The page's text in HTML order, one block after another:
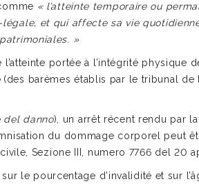
« l’atteinte temporaire ou
et qui affecte sa vie
»
portée à l’intégrité physique
(des barèmes établis par le tribunal de
del danno), un arrêt récent rendu par
du dommage corporel peut
Sezione III, numero 7766 del 20
le pourcentage d’invalidité et sur